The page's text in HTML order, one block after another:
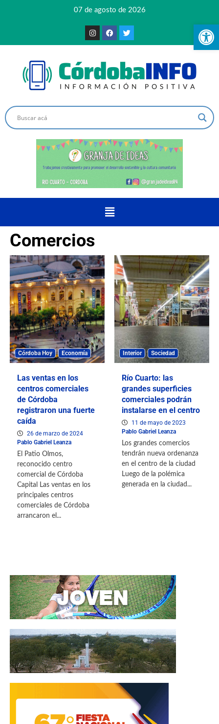
07 de agosto de 2026
Comercios
Córdoba Hoy Economía
Las ventas en los
centros comerciales
de Córdoba
registraron una fuerte
caída
26 de marzo de 2024
Pablo Gabriel Leanza
El Patio Olmos,
reconocido centro
comercial de Córdoba
Capital Las ventas en los
principales centros
comerciales de Córdoba
arrancaron el...
Interior Sociedad
Río Cuarto: las
grandes superficies
comerciales podrán
instalarse en el centro
11 de mayo de 2023
Pablo Gabriel Leanza
Los grandes comercios
tendrán nueva ordenanza
en el centro de la ciudad
Luego de la polémica
generada en la ciudad...